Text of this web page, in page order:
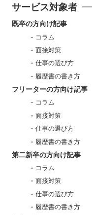
サービス対象者
既卒の方向け記事
コラム
面接対策
仕事の選び方
履歴書の書き方
フリーターの方向け記事
コラム
面接対策
仕事の選び方
履歴書の書き方
第二新卒の方向け記事
コラム
面接対策
仕事の選び方
履歴書の書き方